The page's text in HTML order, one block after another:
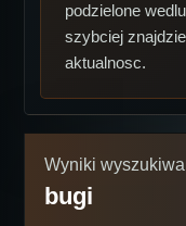
podzielone
szybciej
aktualnosc.
Wyniki
bugi